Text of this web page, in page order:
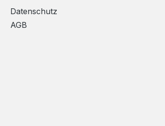
Datenschutz
AGB